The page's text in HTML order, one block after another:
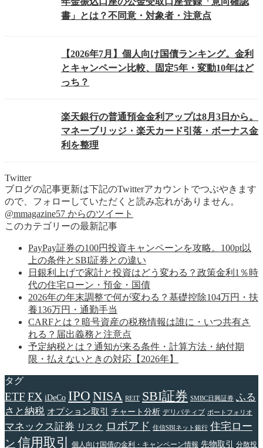
書」とは？不同意・対象者・注意点
【2026年7月】個人向け国債ランキング。金利
とキャンペーン比較、固定5年・変動10年はど
っち？
楽天銀行の普通預金金利アップは8月3日から。
マネーブリッジ・楽天カード引落・ボーナス金
利を整理
Twitter
ブログの記事更新は下記のTwitterアカウントでつぶやきます
ので、フォローしていただくと読み忘れがありません。
@mmagazine57 からのツイート
このカテゴリーの最新記事
PayPay証券の100円投資キャンペーンを攻略。100pt以
上の条件とSBI証券との違い
日銀利上げで家計と投資はどう変わる？政策金利1％時
代の住宅ローン・預金・国債
2026年の年末調整で何が変わる？基礎控除104万円・扶
養136万円・通勤手当
CARFとは？暗号資産の税務情報は誰に・いつ共有さ
れる？届出義務と注意点
予定納税とは？通知が来る条件・計算方法・納付期
限・払えないときの対応【2026年】
タグ
ETF FX iDeCo IPO NISA REIT SBI証券 SMBC日興証券 ふる
さと納税 オプション取引 チャート分析 デリバティブ ポートフォリオ
マネックス証券 リスク ロボアド 住信SBIネット銀行 住宅ロー
ン 信用取引 個人向け国債の金利・キャンペーン情報 先物取引 分散投